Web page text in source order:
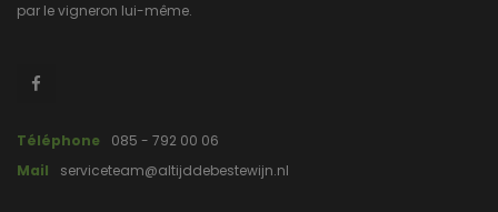
par le vigneron lui-même.
Téléphone
085 - 792 00 06
Mail
serviceteam@altijddebestewijn.nl